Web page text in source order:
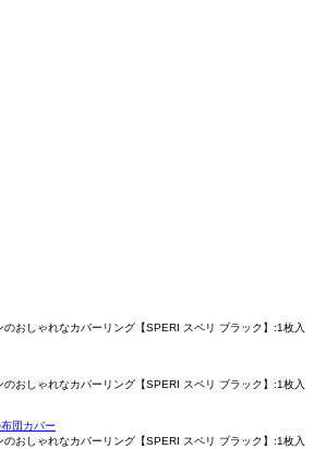
おしゃれなカバーリング【SPERI スペリ ブラック】:1枚入
おしゃれなカバーリング【SPERI スペリ ブラック】:1枚入
団カバー
おしゃれなカバーリング【SPERI スペリ ブラック】:1枚入